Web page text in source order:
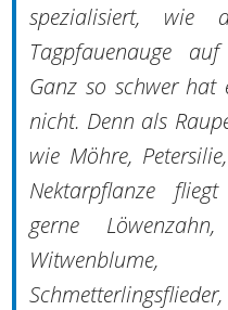
spezialisiert, wie
Tagpfauenauge
Ganz so schwer hat
nicht. Denn als
wie Möhre,
Nektarpflanze
gerne